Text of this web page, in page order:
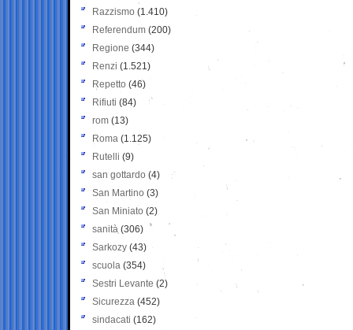
Razzismo (1.410)
Referendum (200)
Regione (344)
Renzi (1.521)
Repetto (46)
Rifiuti (84)
rom (13)
Roma (1.125)
Rutelli (9)
san gottardo (4)
San Martino (3)
San Miniato (2)
sanità (306)
Sarkozy (43)
scuola (354)
Sestri Levante (2)
Sicurezza (452)
sindacati (162)